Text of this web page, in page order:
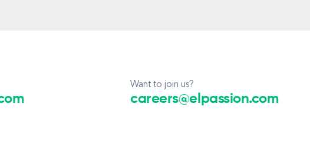
Want to join us?
careers@elpassion.com